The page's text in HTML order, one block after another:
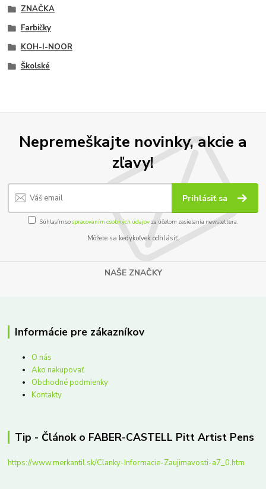
ZNAČKA
Farbičky
KOH-I-NOOR
Školské
Nepremeškajte novinky, akcie a
zľavy!
Prihlásiť sa
Súhlasím sospracovaním osobných údajov za účelom zasielania newslettera.
Môžete sa kedykoľvek odhlásiť.
NAŠE ZNAČKY
Informácie pre zákazníkov
O nás
Ako nakupovať
Obchodné podmienky
Kontakty
Tip - Článok o FABER-CASTELL Pitt Artist Pens
https://www.merkantil.sk/Clanky-Informacie-Zaujimavosti-a7_0.htm